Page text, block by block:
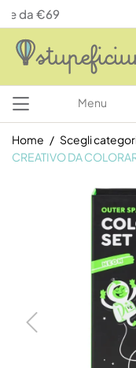
Reso
Menu
Home Scegli
CREATIVO DA